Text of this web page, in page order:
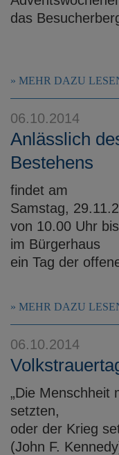
das
MEHR DAZU
06.10.2014
Anlässlich
Bestehens
findet am
Samstag,
von 10.00 Uhr
im Bürgerhaus
ein Tag der
MEHR DAZU
06.10.2014
„Die Menschheit
setzten,
oder der Krieg
(John F.